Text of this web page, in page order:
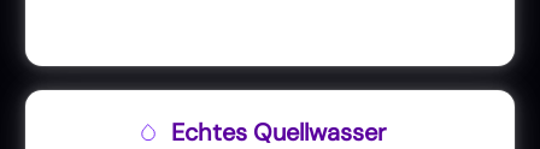
Echtes Quellwasser